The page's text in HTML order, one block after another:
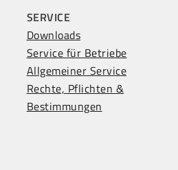
SERVICE
Downloads
Service für Betriebe
Allgemeiner Service
Rechte, Pflichten &
Bestimmungen